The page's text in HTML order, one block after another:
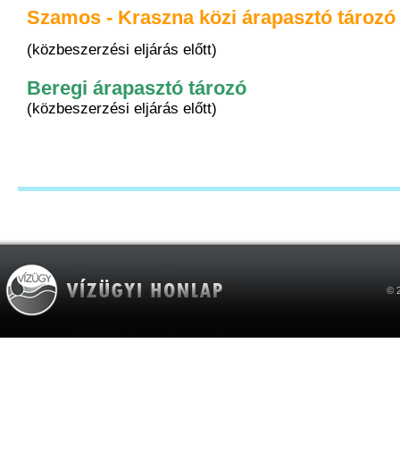
Szamos - Kraszna közi árapasztó tározó
(közbeszerzési eljárás előtt)
Beregi árapasztó tározó
(közbeszerzési eljárás előtt)
©